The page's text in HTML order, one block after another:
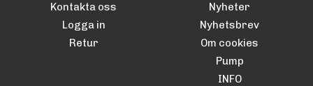
Kontakta oss
Logga in
Retur
Nyheter
Nyhetsbrev
Om cookies
Pump
INFO